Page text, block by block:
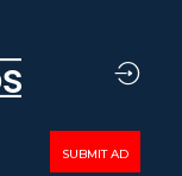
SUBMIT AD